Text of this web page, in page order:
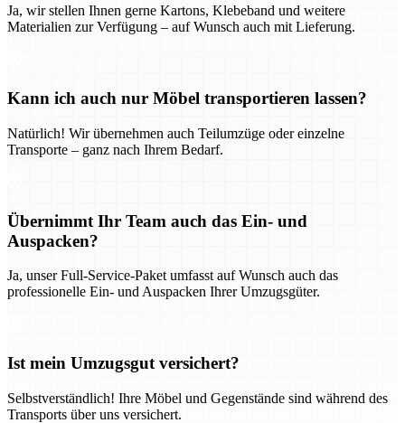
Ja, wir stellen Ihnen gerne Kartons, Klebeband und weitere
Materialien zur Verfügung – auf Wunsch auch mit Lieferung.
Kann ich auch nur Möbel transportieren lassen?
Natürlich! Wir übernehmen auch Teilumzüge oder einzelne
Transporte – ganz nach Ihrem Bedarf.
Übernimmt Ihr Team auch das Ein- und
Auspacken?
Ja, unser Full-Service-Paket umfasst auf Wunsch auch das
professionelle Ein- und Auspacken Ihrer Umzugsgüter.
Ist mein Umzugsgut versichert?
Selbstverständlich! Ihre Möbel und Gegenstände sind während des
Transports über uns versichert.